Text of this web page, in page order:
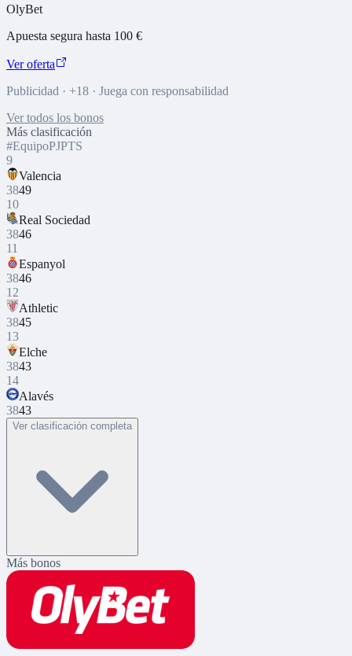
OlyBet
Apuesta segura hasta 100 €
Ver oferta
Publicidad · +18 · Juega con responsabilidad
Ver todos los bonos
Más clasificación
#EquipoPJPTS
9
Valencia
3849
10
Real Sociedad
3846
11
Espanyol
3846
12
Athletic
3845
13
Elche
3843
14
Alavés
3843
Ver clasificación completa
Más bonos